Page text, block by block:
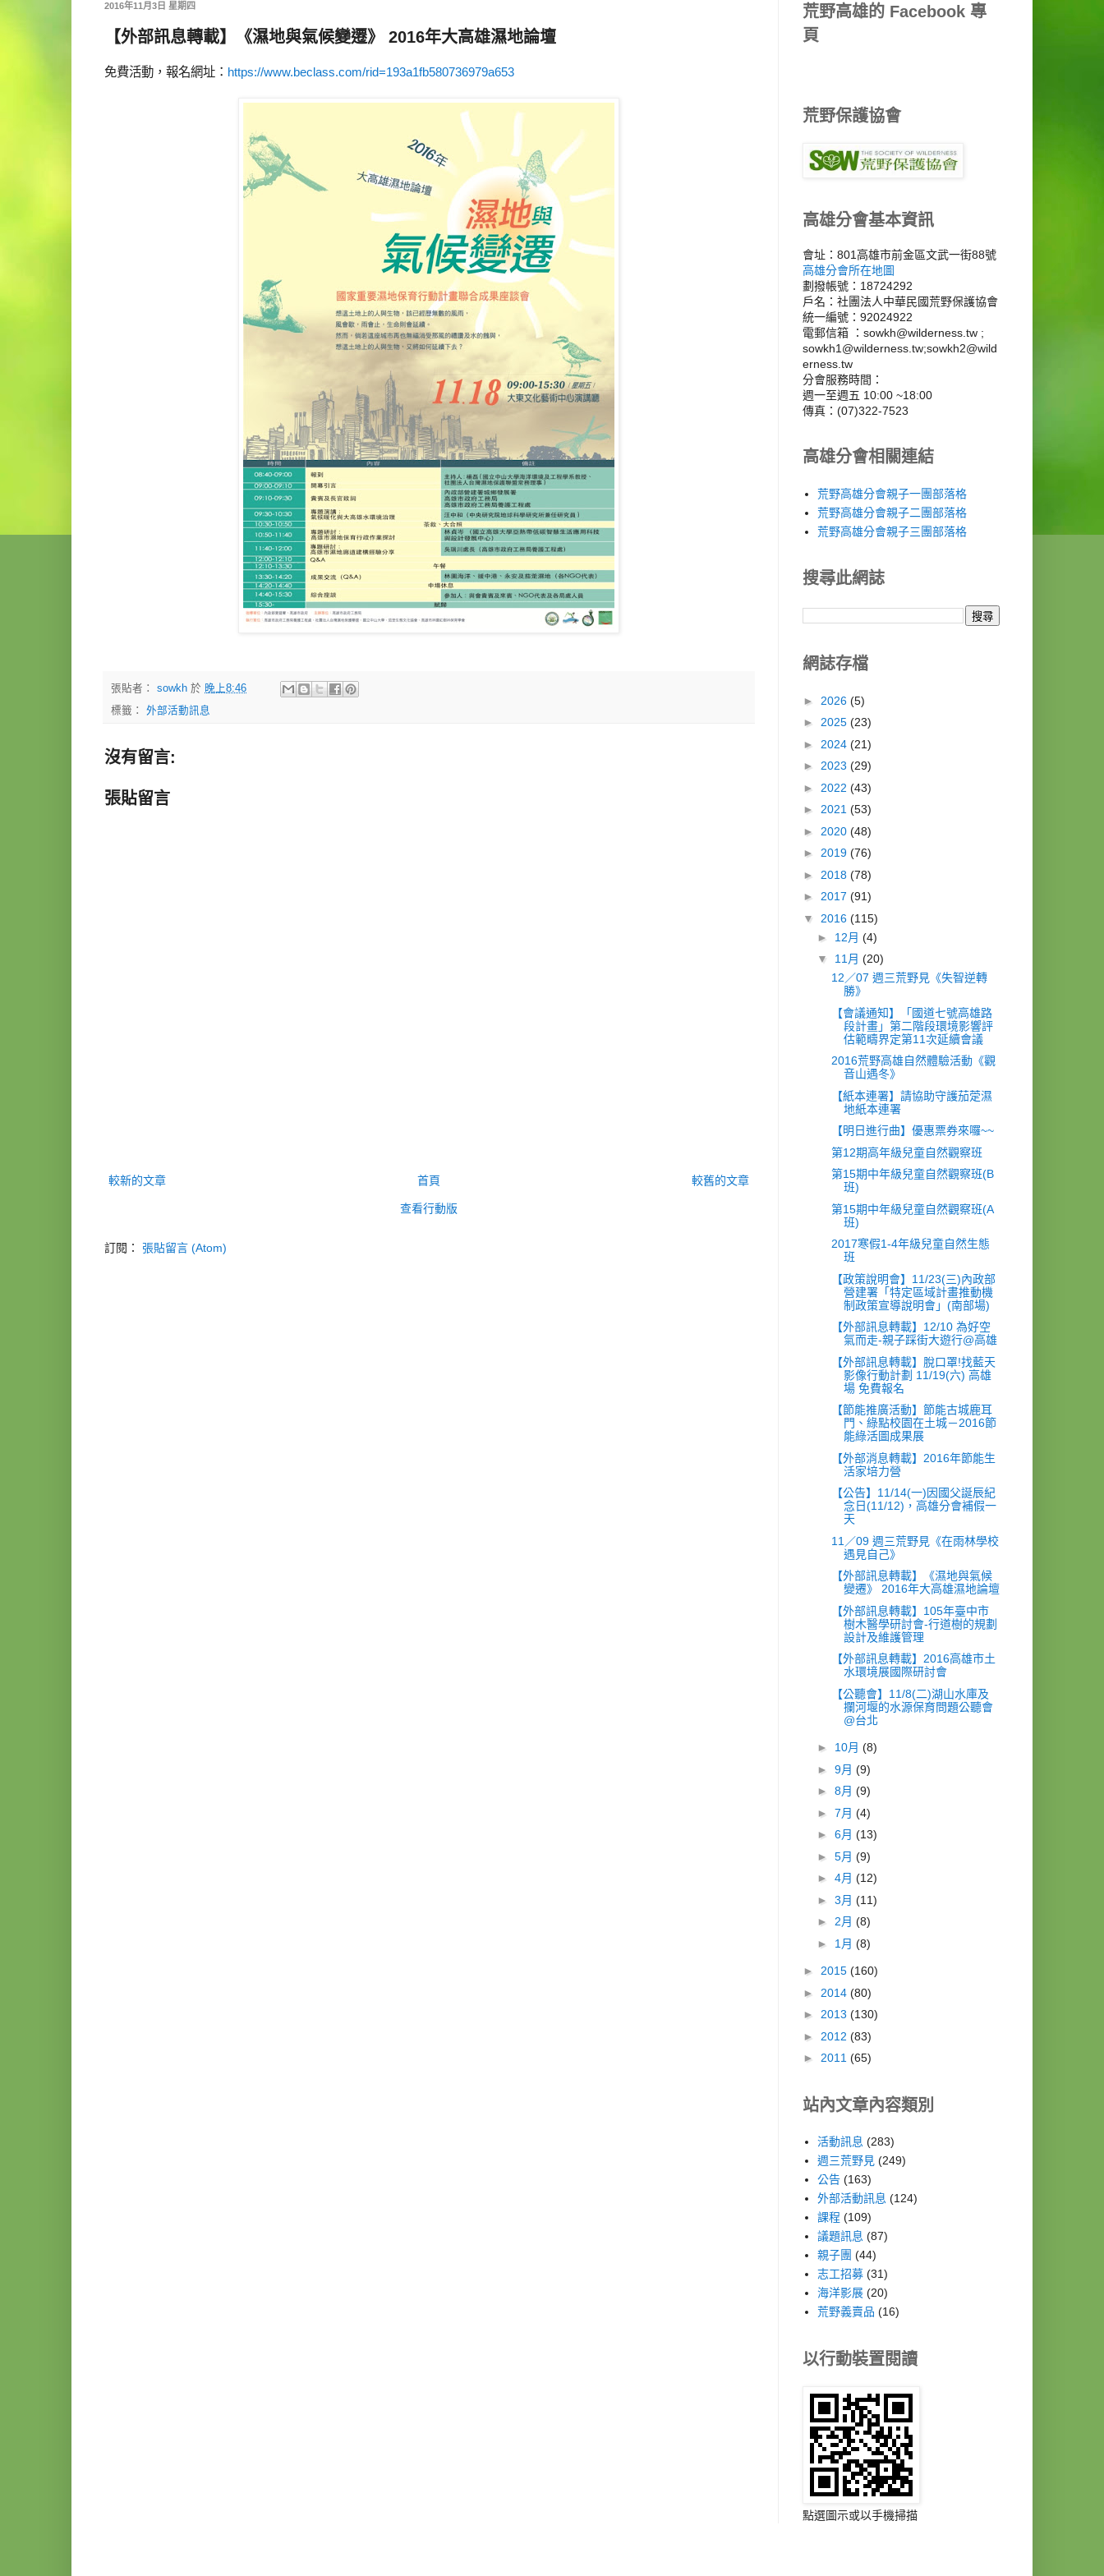
2016年11月3日 星期四
【外部訊息轉載】《濕地與氣候變遷》 2016年大高雄濕地論壇
免費活動，報名網址： https://www.beclass.com/rid=193a1fb580736979a653
張貼者： sowkh 於 晚上8:46
標籤： 外部活動訊息
沒有留言:
張貼留言
較新的文章 較舊的文章
首頁
查看行動版
訂閱： 張貼留言 (Atom)
荒野高雄的 Facebook 專
頁
荒野保護協會
高雄分會基本資訊
會址：801高雄市前金區文武一街88號
高雄分會所在地圖
劃撥帳號：18724292
戶名：社團法人中華民國荒野保護協會
統一編號：92024922
電郵信箱 ：sowkh@wilderness.tw ;
sowkh1@wilderness.tw;sowkh2@wild
erness.tw
分會服務時間：
週一至週五 10:00 ~18:00
傳真：(07)322-7523
高雄分會相關連結
荒野高雄分會親子一團部落格
荒野高雄分會親子二團部落格
荒野高雄分會親子三團部落格
搜尋此網誌
網誌存檔
► 2026 (5)
► 2025 (23)
► 2024 (21)
► 2023 (29)
► 2022 (43)
► 2021 (53)
► 2020 (48)
► 2019 (76)
► 2018 (78)
► 2017 (91)
▼ 2016 (115)
► 12月 (4)
▼ 11月 (20)
12／07 週三荒野見《失智逆轉
勝》
【會議通知】「國道七號高雄路
段計畫」第二階段環境影響評
估範疇界定第11次延續會議
2016荒野高雄自然體驗活動《觀
音山遇冬》
【紙本連署】請協助守護茄萣濕
地紙本連署
【明日進行曲】優惠票券來囉~~
第12期高年級兒童自然觀察班
第15期中年級兒童自然觀察班(B
班)
第15期中年級兒童自然觀察班(A
班)
2017寒假1-4年級兒童自然生態
班
【政策說明會】11/23(三)內政部
營建署「特定區域計畫推動機
制政策宣導說明會」(南部場)
【外部訊息轉載】12/10 為好空
氣而走-親子踩街大遊行@高雄
【外部訊息轉載】脫口罩!找藍天
影像行動計劃 11/19(六) 高雄
場 免費報名
【節能推廣活動】節能古城鹿耳
門、綠點校園在土城－2016節
能綠活圖成果展
【外部消息轉載】2016年節能生
活家培力營
【公告】11/14(一)因國父誕辰紀
念日(11/12)，高雄分會補假一
天
11／09 週三荒野見《在雨林學校
遇見自己》
【外部訊息轉載】《濕地與氣候
變遷》 2016年大高雄濕地論壇
【外部訊息轉載】105年臺中市
樹木醫學研討會-行道樹的規劃
設計及維護管理
【外部訊息轉載】2016高雄市土
水環境展國際研討會
【公聽會】11/8(二)湖山水庫及
攔河堰的水源保育問題公聽會
@台北
► 10月 (8)
► 9月 (9)
► 8月 (9)
► 7月 (4)
► 6月 (13)
► 5月 (9)
► 4月 (12)
► 3月 (11)
► 2月 (8)
► 1月 (8)
► 2015 (160)
► 2014 (80)
► 2013 (130)
► 2012 (83)
► 2011 (65)
站內文章內容類別
活動訊息 (283)
週三荒野見 (249)
公告 (163)
外部活動訊息 (124)
課程 (109)
議題訊息 (87)
親子團 (44)
志工招募 (31)
海洋影展 (20)
荒野義賣品 (16)
以行動裝置閱讀
點選圖示或以手機掃描